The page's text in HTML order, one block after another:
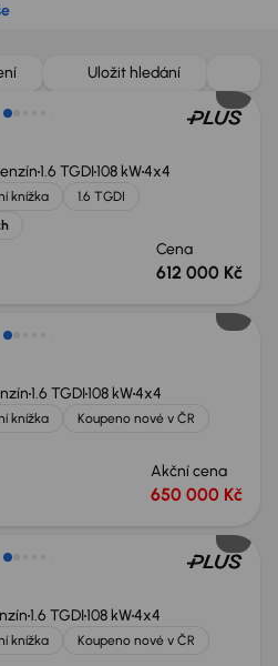
Uložit hledání
1.6 TGDI108 kW4x4
knížka
1.6 TGDI
Cena
612 000 Kč
1.6 TGDI108 kW4x4
knížka
Koupeno nové v ČR
Akční cena
650 000 Kč
1.6 TGDI108 kW4x4
knížka
Koupeno nové v ČR